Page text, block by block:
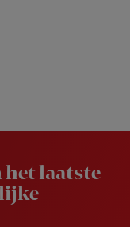
het laatste